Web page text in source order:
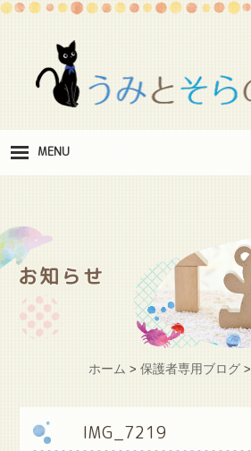
MENU
職
施 設紹介
護者様専用ブログ
お知らせ
ホーム > 保護者専用ブログ>
IMG_7219